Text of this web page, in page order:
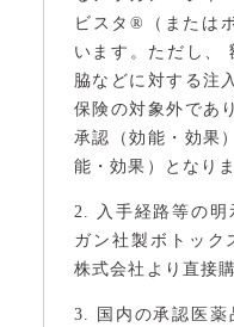
ビスタ®（または
います。ただし、
脇などに対する注
保険の対象外であ
承認（効能・効果
能・効果）となりま
2. 入手経路等の明
ガン社製ボトック
株式会社より直接
3. 国内の承認医薬